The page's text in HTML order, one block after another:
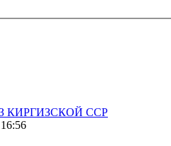
КИРГИЗСКОЙ ССР